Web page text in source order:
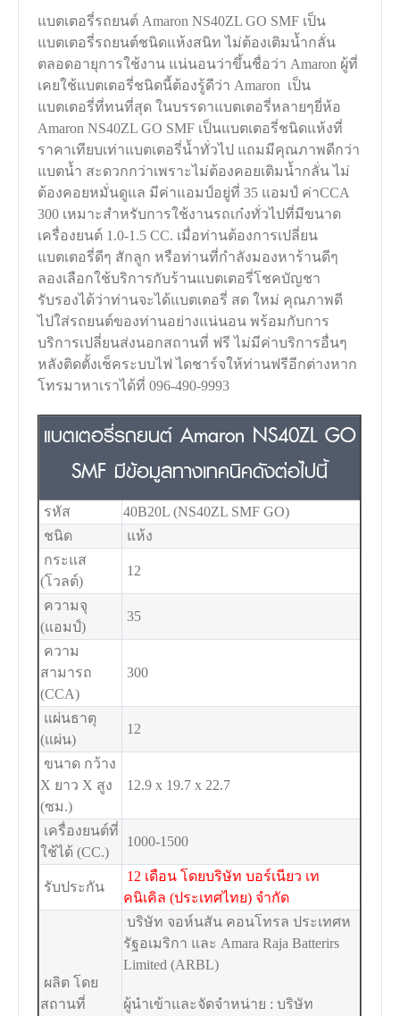
แบตเตอรี่รถยนต์ Amaron NS40ZL GO SMF เป็น
แบตเตอรี่รถยนต์ชนิดแห้งสนิท ไม่ต้องเติมน้ำกลั่น
ตลอดอายุการใช้งาน แน่นอนว่าขึ้นชื่อว่า Amaron ผู้ที่
เคยใช้แบตเตอรี่ชนิดนี้ต้องรู้ดีว่า Amaron เป็น
แบตเตอรี่ที่ทนที่สุด ในบรรดาแบตเตอรี่หลายๆยี่ห้อ
Amaron NS40ZL GO SMF เป็นแบตเตอรี่ชนิดแห้งที่
ราคาเทียบเท่าแบตเตอรี่น้ำทั่วไป แถมมีคุณภาพดีกว่า
แบตน้ำ สะดวกกว่าเพราะไม่ต้องคอยเติมน้ำกลั่น ไม่
ต้องคอยหมั่นดูแล มีค่าแอมป์อยู่ที่ 35 แอมป์ ค่าCCA
300 เหมาะสำหรับการใช้งานรถเก๋งทั่วไปที่มีขนาด
เครื่องยนต์ 1.0-1.5 CC. เมื่อท่านต้องการเปลี่ยน
แบตเตอรี่ดีๆ สักลูก หรือท่านที่กำลังมองหาร้านดีๆ
ลองเลือกใช้บริการกับร้านแบตเตอรี่โชคบัญชา
รับรองได้ว่าท่านจะได้แบตเตอรี่ สด ใหม่ คุณภาพดี
ไปใส่รถยนต์ของท่านอย่างแน่นอน พร้อมกับการ
บริการเปลี่ยนส่งนอกสถานที่ ฟรี ไม่มีค่าบริการอื่นๆ
หลังติดตั้งเช็คระบบไฟ ไดชาร์จให้ท่านฟรีอีกต่างหาก
โทรมาหาเราได้ที่ 096-490-9993
แบตเตอรี่รถยนต์ Amaron NS40ZL GO
SMF มีข้อมูลทางเทคนิคดังต่อไปนี้
รหัส
40B20L (NS40ZL SMF GO)
ชนิด
แห้ง
กระแส
(โวลต์)
12
ความจุ
(แอมป์)
35
ความ
สามารถ
(CCA)
300
แผ่นธาตุ
(แผ่น)
12
ขนาด กว้าง
X ยาว X สูง
(ซม.)
12.9 x 19.7 x 22.7
เครื่องยนต์ที่
ใช้ได้ (CC.)
1000-1500
รับประกัน
12 เดือน โดยบริษัท บอร์เนียว เท
คนิเคิล (ประเทศไทย) จำกัด
ผลิต โดย
สถานที่
บริษัท จอห์นสัน คอนโทรล ประเทศห
รัฐอเมริกา และ Amara Raja Batterirs
Limited (ARBL)
ผู้นำเข้าและจัดจำหน่าย : บริษัท